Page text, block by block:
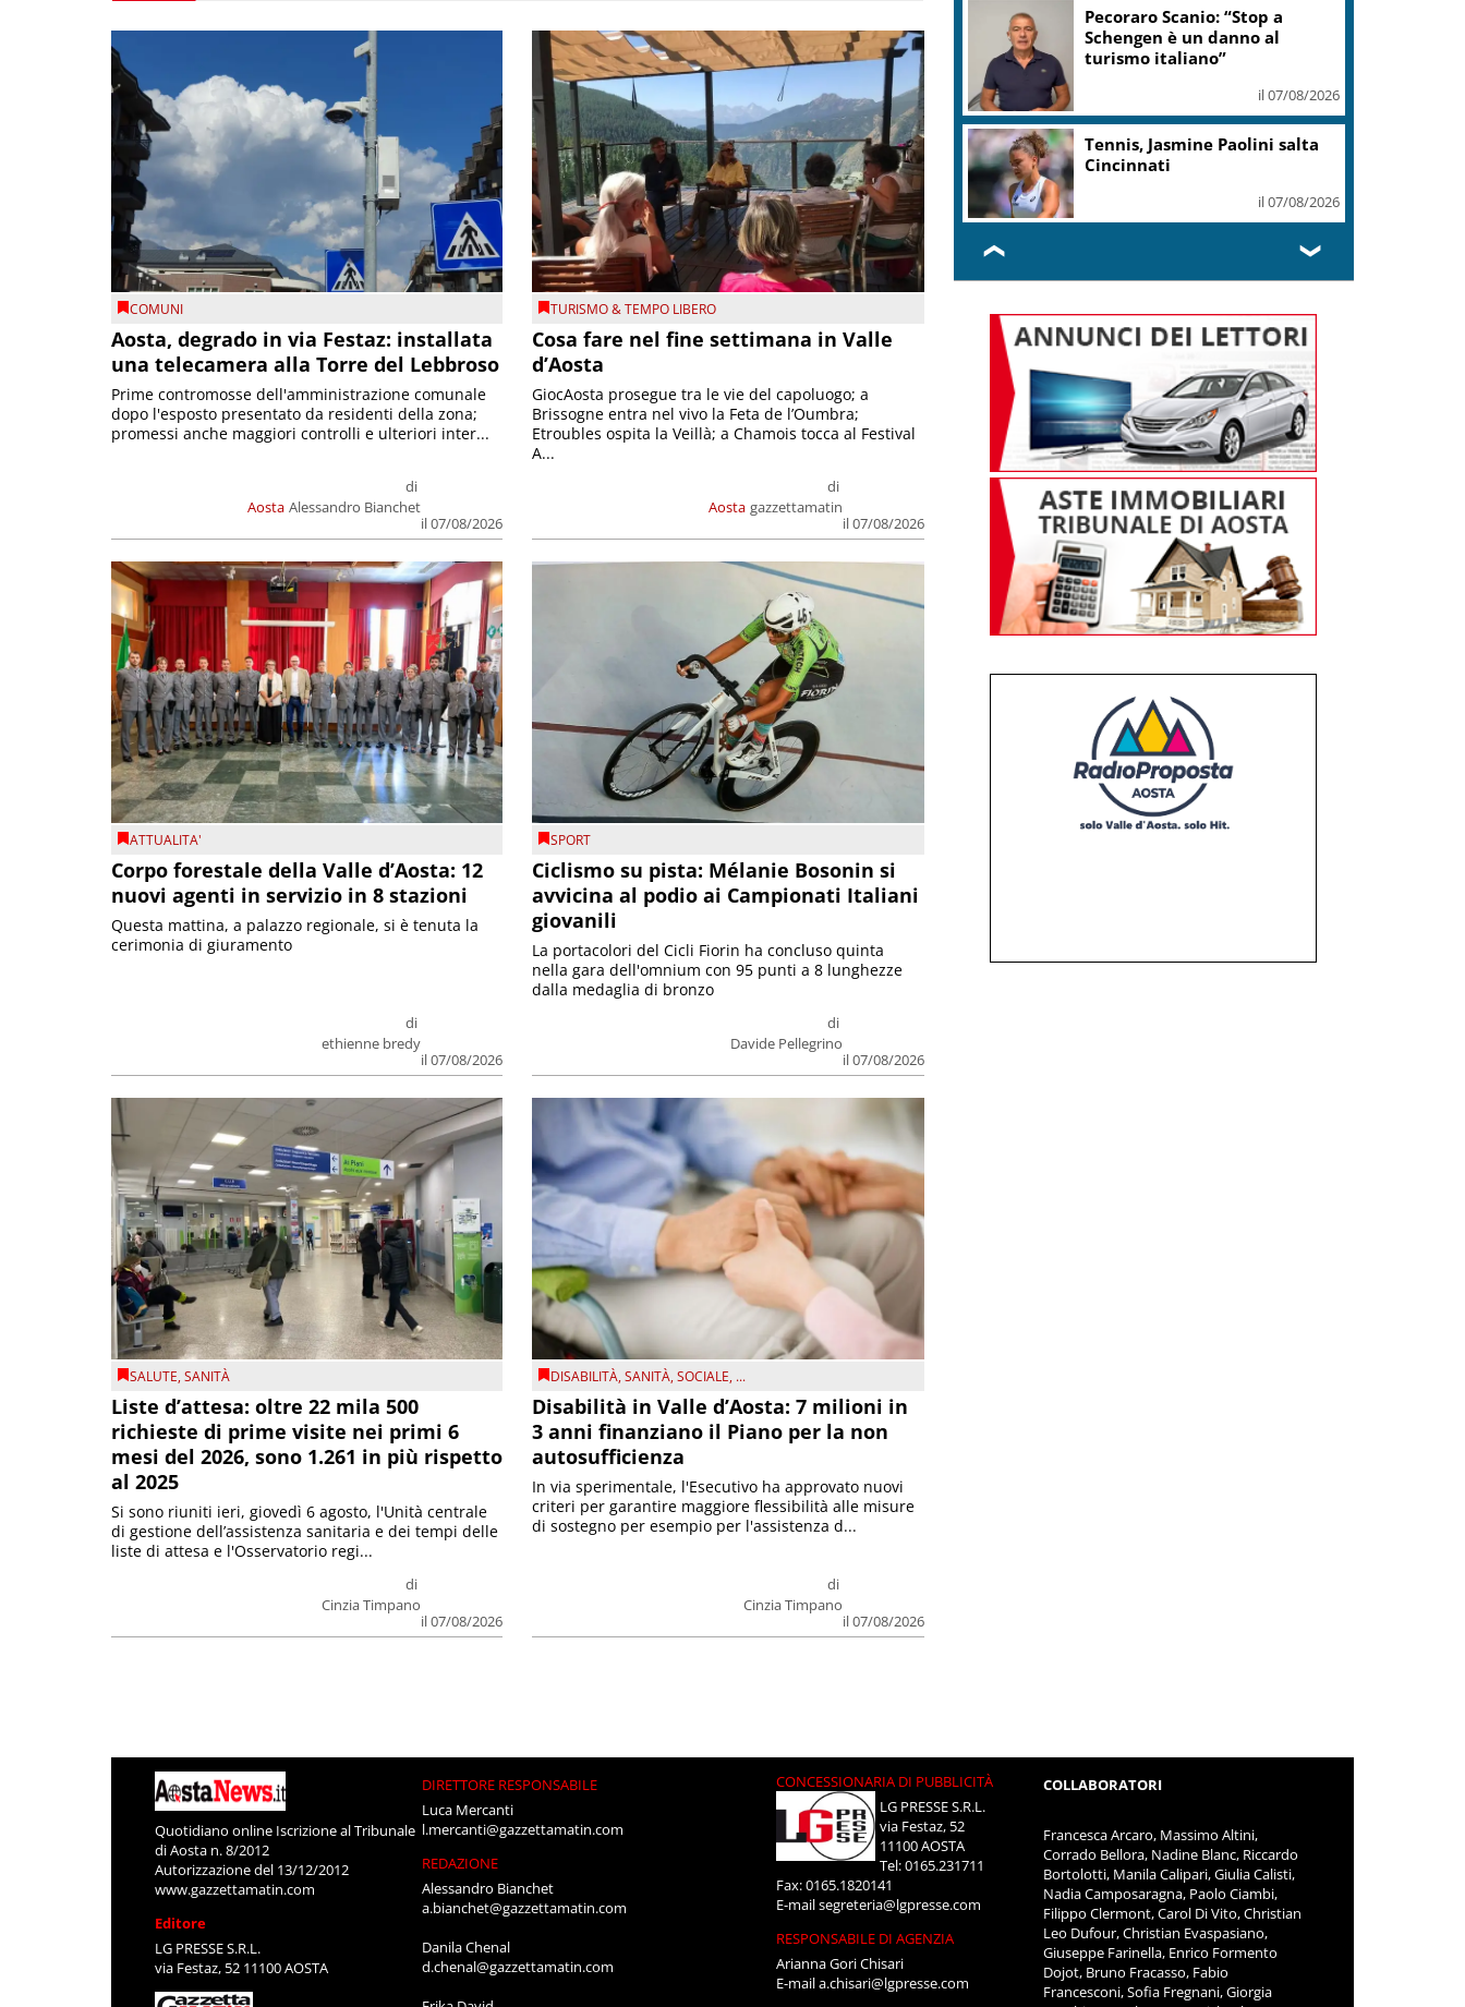
COMUNI
Aosta, degrado in via Festaz: installata
una telecamera alla Torre del Lebbroso
Aosta
di
Alessandro Bianchet
il 07/08/2026
Prime contromosse dell'amministrazione comunale
dopo l'esposto presentato da residenti della zona;
promessi anche maggiori controlli e ulteriori inter...
TURISMO & TEMPO LIBERO
Cosa fare nel fine settimana in Valle
d’Aosta
Aosta
di
gazzettamatin
il 07/08/2026
GiocAosta prosegue tra le vie del capoluogo; a
Brissogne entra nel vivo la Feta de l’Oumbra;
Etroubles ospita la Veillà; a Chamois tocca al Festival
A...
ATTUALITA'
Corpo forestale della Valle d’Aosta: 12
nuovi agenti in servizio in 8 stazioni
di
ethienne bredy
il 07/08/2026
Questa mattina, a palazzo regionale, si è tenuta la
cerimonia di giuramento
SPORT
Ciclismo su pista: Mélanie Bosonin si
avvicina al podio ai Campionati Italiani
giovanili
di
Davide Pellegrino
il 07/08/2026
La portacolori del Cicli Fiorin ha concluso quinta
nella gara dell'omnium con 95 punti a 8 lunghezze
dalla medaglia di bronzo
SALUTE,SANITÀ
Liste d’attesa: oltre 22 mila 500
richieste di prime visite nei primi 6
mesi del 2026, sono 1.261 in più rispetto
al 2025
di
Cinzia Timpano
il 07/08/2026
Si sono riuniti ieri, giovedì 6 agosto, l'Unità centrale
di gestione dell’assistenza sanitaria e dei tempi delle
liste di attesa e l'Osservatorio regi...
DISABILITÀ,SANITÀ,SOCIALE, ...
Disabilità in Valle d’Aosta: 7 milioni in
3 anni finanziano il Piano per la non
autosufficienza
di
Cinzia Timpano
il 07/08/2026
In via sperimentale, l'Esecutivo ha approvato nuovi
criteri per garantire maggiore flessibilità alle misure
di sostegno per esempio per l'assistenza d...
Pecoraro Scanio: “Stop a
Schengen è un danno al
turismo italiano”
il 07/08/2026
Tennis, Jasmine Paolini salta
Cincinnati
il 07/08/2026
❮ ❯
Quotidiano online Iscrizione al Tribunale
di Aosta n. 8/2012
Autorizzazione del 13/12/2012
www.gazzettamatin.com
Editore
LG PRESSE S.R.L.
via Festaz, 52 11100 AOSTA
DIRETTORE RESPONSABILE
Luca Mercanti
l.mercanti@gazzettamatin.com
REDAZIONE
Alessandro Bianchet
a.bianchet@gazzettamatin.com
Danila Chenal
d.chenal@gazzettamatin.com
CONCESSIONARIA DI PUBBLICITÀ
LG PRESSE S.R.L.
via Festaz, 52
11100 AOSTA
Tel: 0165.231711
Fax: 0165.1820141
E-mailsegreteria@lgpresse.com
RESPONSABILE DI AGENZIA
Arianna Gori Chisari
E-maila.chisari@lgpresse.com
COLLABORATORI
Francesca Arcaro, Massimo Altini,
Corrado Bellora, Nadine Blanc, Riccardo
Bortolotti, Manila Calipari, Giulia Calisti,
Nadia Camposaragna, Paolo Ciambi,
Filippo Clermont, Carol Di Vito, Christian
Leo Dufour, Christian Evaspasiano,
Giuseppe Farinella, Enrico Formento
Dojot, Bruno Fracasso, Fabio
Francesconi, Sofia Fregnani, Giorgia